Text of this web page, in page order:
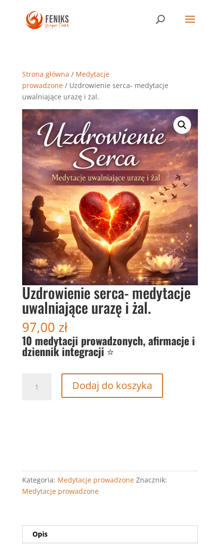
Strona główna / Medytacje
prowadzone/ Uzdrowienie serca- medytacje
uwalniające urazę i żal.
Uzdrowienie serca- medytacje
uwalniające urazę i żal.
97,00 zł
10 medytacji prowadzonych, afirmacje i
dziennik integracji ⭐
Uzdrowienie
Dodaj do koszyka
Kategoria: Medytacje prowadzone Znacznik:
Medytacje prowadzone
Opis